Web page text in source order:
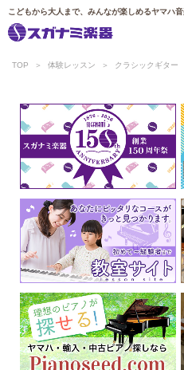
こどもから大人まで、みんなが楽しめるヤマハ
TOP 体験レッスン クラシックギター